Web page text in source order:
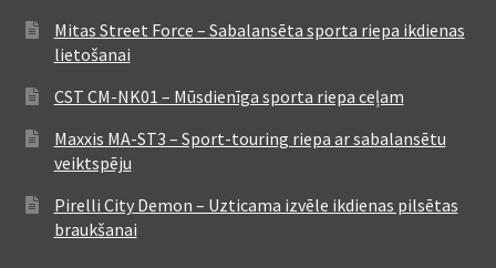
Mitas Street Force – Sabalansēta sporta riepa ikdienas
lietošanai
CST CM-NK01 – Mūsdienīga sporta riepa ceļam
Maxxis MA-ST3 – Sport-touring riepa ar sabalansētu
veiktspēju
Pirelli City Demon – Uzticama izvēle ikdienas pilsētas
braukšanai